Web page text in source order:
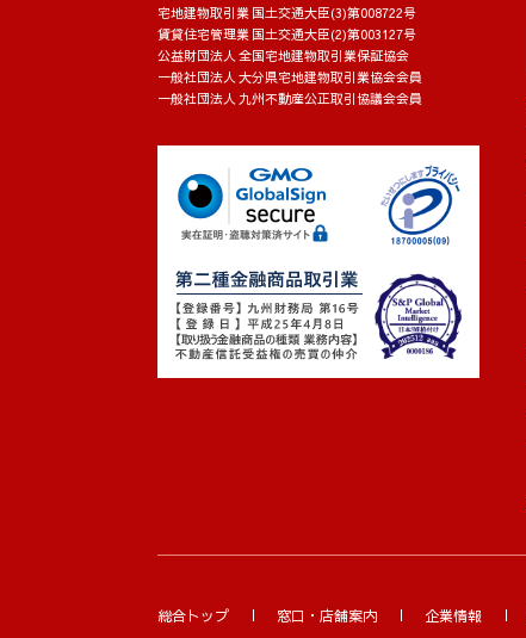
宅地建物取引業 国土交通大臣(3)第008722号
賃貸住宅管理業 国土交通大臣(2)第003127号
公益財団法人 全国宅地建物取引業保証協会
一般社団法人 大分県宅地建物取引業協会会員
一般社団法人 九州不動産公正取引協議会会員
総合トップ 窓口・店舗案内 企業情報